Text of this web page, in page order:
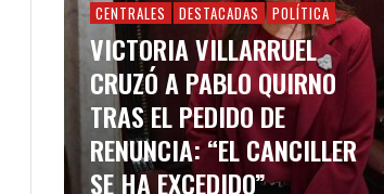
CENTRALES DESTACADAS POLÍTICA
VICTORIA VILLARRUEL
CRUZÓ A PABLO QUIRNO
TRAS EL PEDIDO DE
RENUNCIA: “EL CANCILLER
SE HA EXCEDIDO”